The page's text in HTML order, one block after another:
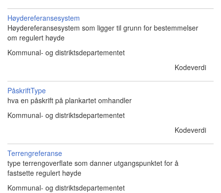
Høydereferansesystem
Høydereferansesystem som ligger til grunn for bestemmelser
om regulert høyde
Kommunal- og distriktsdepartementet
Kodeverdi
PåskriftType
hva en påskrift på plankartet omhandler
Kommunal- og distriktsdepartementet
Kodeverdi
Terrengreferanse
type terrengoverflate som danner utgangspunktet for å
fastsette regulert høyde
Kommunal- og distriktsdepartementet